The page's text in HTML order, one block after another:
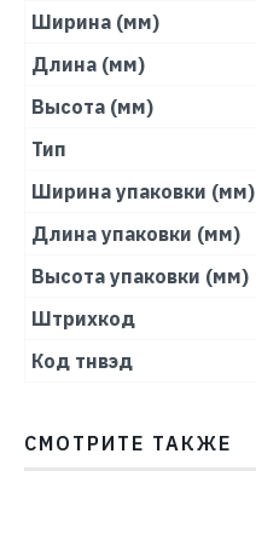
Ширина (мм)
Длина (мм)
Высота (мм)
Тип
Ширина упаковки (мм)
Длина упаковки (мм)
Высота упаковки (мм)
Штрихкод
Код тнвэд
СМОТРИТЕ ТАКЖЕ